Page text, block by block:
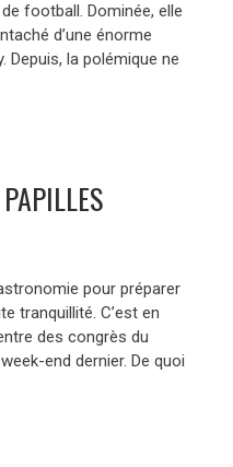
football. Dominée, elle
d’une énorme
Depuis, la polémique ne
pour préparer
tranquillité. C’est en
des congrès du
end dernier. De quoi